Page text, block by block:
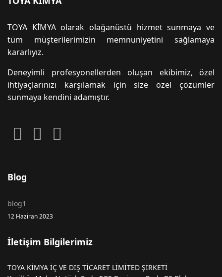
TOYA KİMYA olarak olağanüstü hizmet sunmaya ve
tüm müşterilerimizin memnuniyetini sağlamaya
kararlıyız.
Deneyimli profesyonellerden oluşan ekibimiz, özel
ihtiyaçlarınızı karşılamak için size özel çözümler
sunmaya kendini adamıştır.
Blog
blog1
12 Haziran 2023
İletişim Bilgilerimiz
TOYA KİMYA İÇ VE DIŞ TİCARET LİMİTED ŞİRKETİ